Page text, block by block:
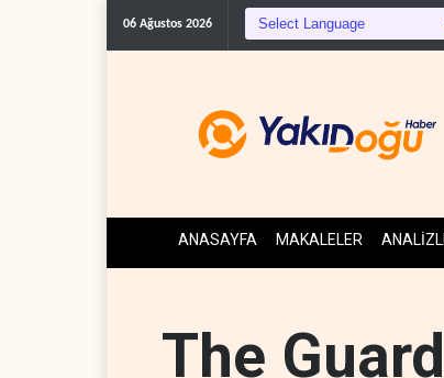
06 Ağustos 2026
ANASAYFA MAKALELER
The